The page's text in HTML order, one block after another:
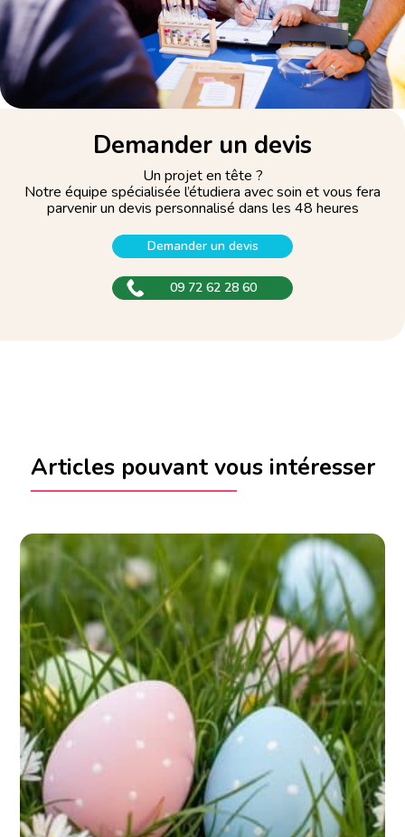
Demander un devis
Un projet en tête ?
Notre équipe spécialisée l’étudiera avec soin et vous fera
parvenir un devis personnalisé dans les 48 heures
Demander un devis
09 72 62 28 60
Articles pouvant vous intéresser